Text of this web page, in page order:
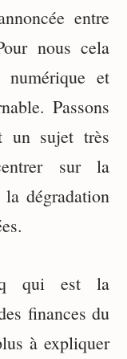
entre
nous cela
numérique et
Passons
un sujet très
sur la
dégradation
qui est la
finances du
à expliquer